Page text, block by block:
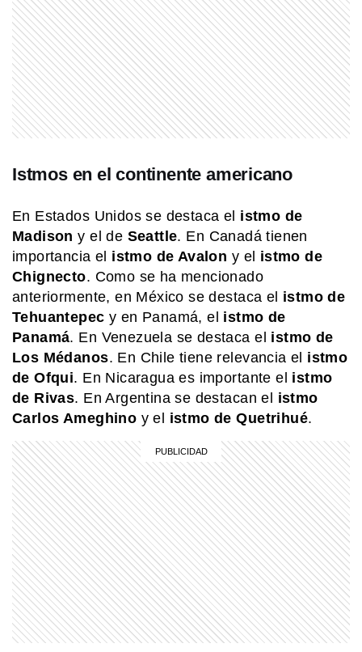
Istmos en el continente americano
En Estados Unidos se destaca el istmo de
Madison y el de Seattle. En Canadá tienen
importancia el istmo de Avalon y el istmo de
Chignecto. Como se ha mencionado
anteriormente, en México se destaca el istmo de
Tehuantepec y en Panamá, el istmo de
Panamá. En Venezuela se destaca el istmo de
Los Médanos. En Chile tiene relevancia el istmo
de Ofqui. En Nicaragua es importante el istmo
de Rivas. En Argentina se destacan el istmo
Carlos Ameghino y el istmo de Quetrihué.
entre las mejores del mundo
EL MUNDO
Barbican Estate: el complejo de
Londres que parece una ciudad
dentro de la ciudad
Lago Titicaca: el gran lago andino
EL MUNDO
¿Cómo se marca una frontera en
medio del océano?
SABER MAS
Mar, golfo, bahía y estrecho: ¿cómo se
EL MUNDO
Wave Rock: ¿cómo se creó esta
curiosa formación de Australia?
NATURALEZA
¿Por qué cada vez más personas
observan aves con ayuda del celular?
EL MUNDO
La historia de una de las óperas más
elegantes de Europa